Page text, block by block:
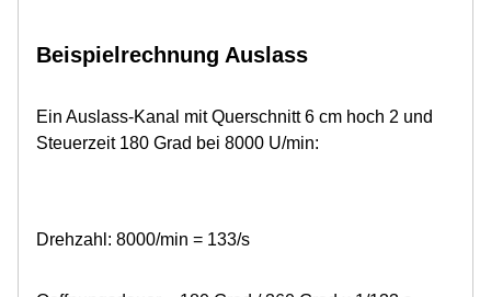
Beispielrechnung Auslass
Ein Auslass-Kanal mit Querschnitt 6 cm hoch 2 und
Steuerzeit 180 Grad bei 8000 U/min:
Drehzahl: 8000/min = 133/s